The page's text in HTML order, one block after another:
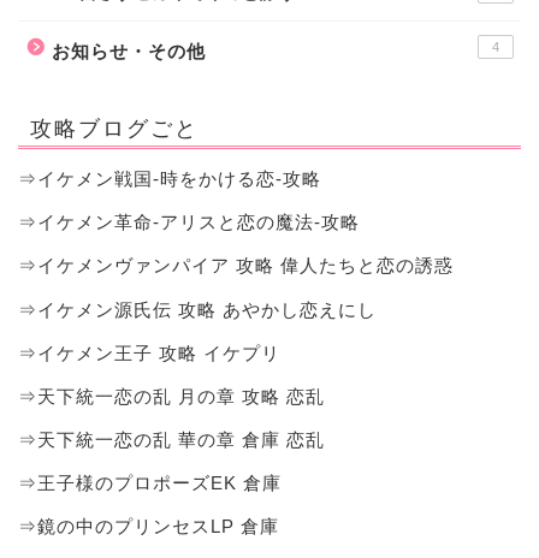
お知らせ・その他 4
攻略ブログごと
⇒イケメン戦国-時をかける恋-攻略
⇒イケメン革命-アリスと恋の魔法-攻略
⇒イケメンヴァンパイア 攻略 偉人たちと恋の誘惑
⇒イケメン源氏伝 攻略 あやかし恋えにし
⇒イケメン王子 攻略 イケプリ
⇒天下統一恋の乱 月の章 攻略 恋乱
⇒天下統一恋の乱 華の章 倉庫 恋乱
⇒王子様のプロポーズEK 倉庫
⇒鏡の中のプリンセスLP 倉庫